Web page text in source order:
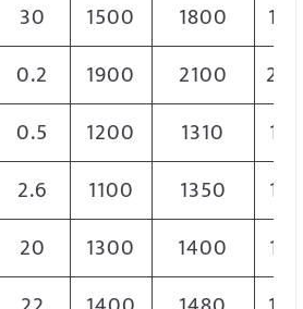
30 1500 1800
0.2 1900 2100
0.5 1200 1310
2.6 1100 1350
20 1300 1400